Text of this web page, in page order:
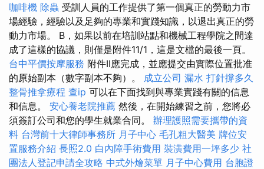
咖啡機 除蟲 受訓人員的工作提供了第一個真正的勞動力市
場經驗，經驗以及足夠的專業和實踐知識，以退出真正的勞
動力市場。 B，如果以前在培訓站點和機械工程學院之間達
成了這樣的協議，則僅是附件11/1，這是文檔的最後一頁。
台中平價按摩服務 附件II應完成，並應提交由實際位置批准
的原始副本（數字副本不夠）。 成立公司 漏水 打針撐多久
整骨推拿療程 查ip 可以在下面找到與專業實踐有關的信息
和信息。 安心養老院推薦 然後，在開始練習之前，您將必
須簽訂公司和您的學生就業合同。 辦理護照需要攜帶的資
料 台灣前十大律師事務所 月子中心 毛孔粗大醫美 牌位安
置服務介紹 長照2.0 白內障手術費用 裝潢費用一坪多少 社
團法人登記申請全攻略 中式外燴菜單 月子中心費用 台胞證